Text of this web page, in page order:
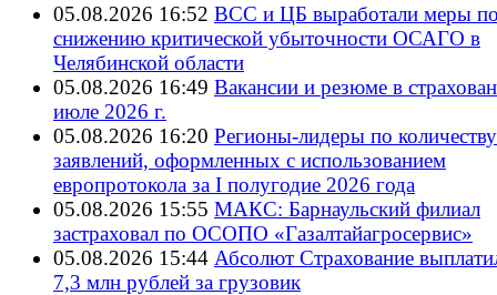
05.08.2026 16:52 ВСС и ЦБ выработали меры
снижению критической убыточности ОСАГО в
Челябинской области
05.08.2026 16:49 Вакансии и резюме в
июле 2026 г.
05.08.2026 16:20 Регионы-лидеры по количеству
заявлений, оформленных с использованием
европротокола за I полугодие 2026 года
05.08.2026 15:55 МАКС: Барнаульский филиал
застраховал по ОСОПО «Газалтайагросервис»
05.08.2026 15:44 Абсолют Страхование
7,3 млн рублей за грузовик